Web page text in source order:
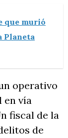
que murió
Planeta
operativo
en vía
fiscal de la
de